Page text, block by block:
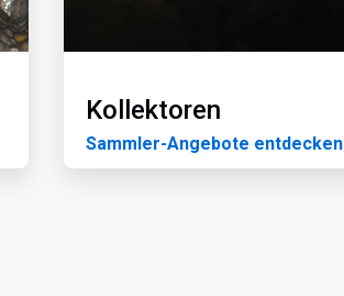
Kollektoren
Sammler-Angebote entdecken